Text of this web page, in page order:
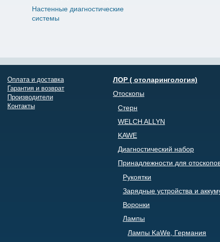
Настенные диагностические
системы
Оплата и доставка
Гарантия и возврат
Производители
Контакты
ЛОР ( отоларингология)
Отоскопы
Стерн
WELCH ALLYN
KAWE
Диагностический набор
Принадлежности для
Рукоятки
Зарядные устройства и
Воронки
Лампы
Лампы KaWe, Германия